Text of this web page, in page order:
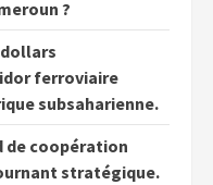
?
ferroviaire
subsaharienne.
de coopération
stratégique.